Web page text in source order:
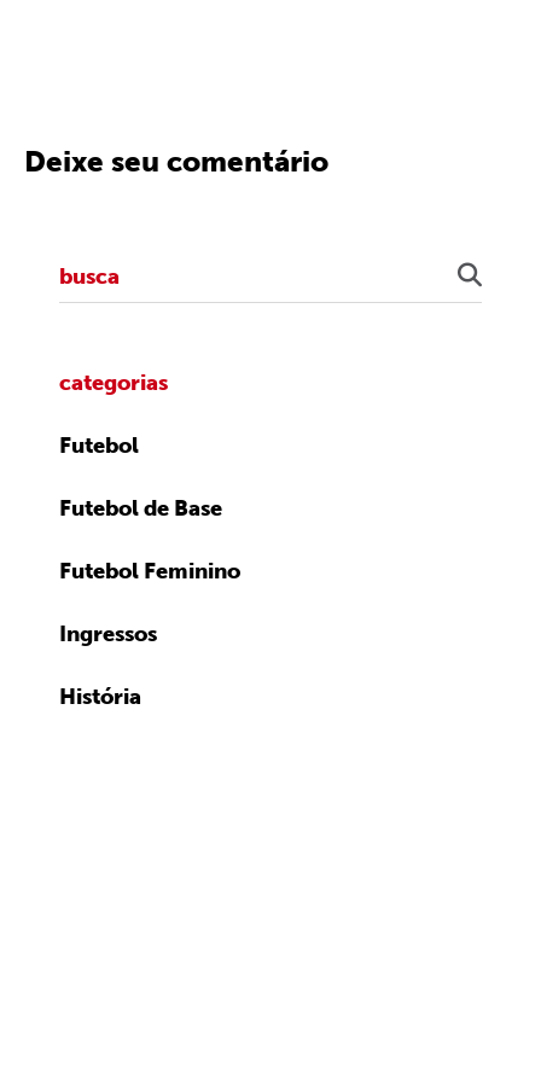
Deixe seu comentário
categorias
Futebol
Futebol de Base
Futebol Feminino
Ingressos
História